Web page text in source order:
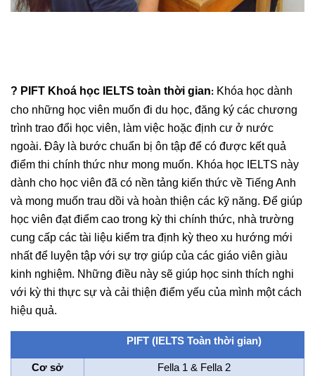
? PIFT Khoá học IELTS toàn thời gian: Khóa học dành
cho những học viên muốn đi du học, đăng ký các chương
trình trao đổi học viên, làm việc hoặc định cư ở nước
ngoài. Đây là bước chuẩn bị ôn tập để có được kết quả
điểm thi chính thức như mong muốn. Khóa học IELTS này
dành cho học viên đã có nền tảng kiến thức về Tiếng Anh
và mong muốn trau dồi và hoàn thiện các kỹ năng. Để giúp
học viên đạt điểm cao trong kỳ thi chính thức, nhà trường
cung cấp các tài liệu kiểm tra định kỳ theo xu hướng mới
nhất để luyện tập với sự trợ giúp của các giáo viên giàu
kinh nghiệm. Những điều này sẽ giúp học sinh thích nghi
với kỳ thi thực sự và cải thiện điểm yếu của mình một cách
hiệu quả.
PIFT (IELTS Toàn thời gian)
Cơ sở Fella 1 & Fella 2